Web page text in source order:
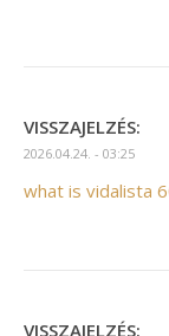
VISSZAJELZÉS:
2026.04.24. - 03:25
what is vidalista
VISSZAJELZÉS: